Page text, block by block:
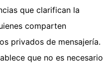
que clarifican la
comparten
privados de mensajería.
que no es necesario